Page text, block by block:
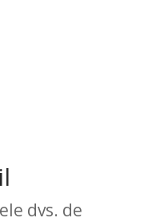
dvs. de